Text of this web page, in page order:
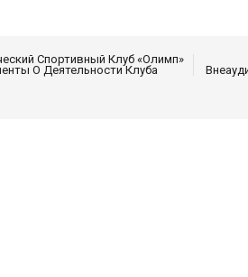
Спортивный Клуб «Олимп»
О Деятельности Клуба